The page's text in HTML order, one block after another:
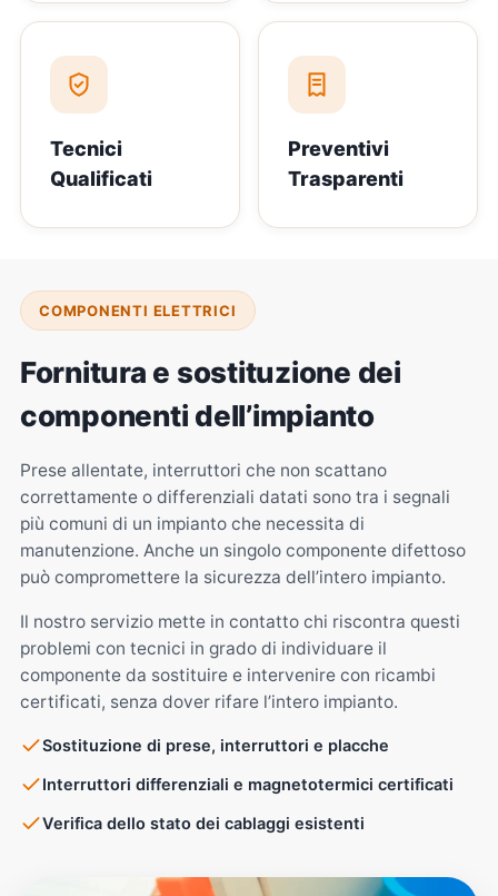
Tecnici
Qualificati
Preventivi
Trasparenti
COMPONENTI ELETTRICI
Fornitura e sostituzione dei
componenti dell’impianto
Prese allentate, interruttori che non scattano
correttamente o differenziali datati sono tra i segnali
più comuni di un impianto che necessita di
manutenzione. Anche un singolo componente difettoso
può compromettere la sicurezza dell’intero impianto.
Il nostro servizio mette in contatto chi riscontra questi
problemi con tecnici in grado di individuare il
componente da sostituire e intervenire con ricambi
certificati, senza dover rifare l’intero impianto.
Sostituzione di prese, interruttori e placche
Interruttori differenziali e magnetotermici certificati
Verifica dello stato dei cablaggi esistenti